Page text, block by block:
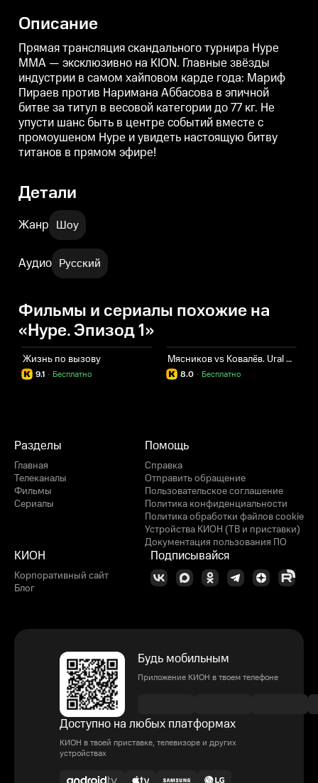
категории до 77 кг. Не упусти
шанс быть в центре событий
вместе с промоушеном Hype и
увидеть настоящую битву
титанов в прямом эфире!
вместе с промоушеном Hype и
увидеть настоящую битву
титанов в прямом эфире!
Описание
Прямая трансляция скандального турнира Hype
MMA — эксклюзивно на KION. Главные звёзды
индустрии в самом хайповом карде года: Мариф
Пираев против Наримана Аббасова в эпичной
битве за титул в весовой категории до 77 кг. Не
упусти шанс быть в центре событий вместе с
промоушеном Hype и увидеть настоящую битву
титанов в прямом эфире!
Детали
Жанр Шоу
Аудио Русский
Фильмы и сериалы похожие на
«Hype. Эпизод 1»
Жизнь по вызову
9.1 Бесплатно
·
Мясников vs Ковалёв. Ural FC 9
8.0 Бесплатно
·
Разделы
Главная
Телеканалы
Фильмы
Сериалы
Помощь
Справка
Отправить обращение
Пользовательское соглашение
Политика конфиденциальности
Политика обработки файлов cookie
Устройства КИОН (ТВ и приставки)
Документация пользования ПО
КИОН
Корпоративный сайт
Блог
Подписывайся
Будь мобильным
Приложение КИОН в твоем телефоне
Доступно на любых платформах
КИОН в твоей приставке, телевизоре и других
устройствах